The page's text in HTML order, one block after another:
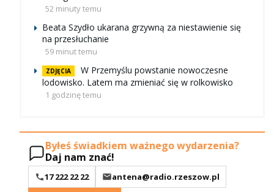
52 minuty temu
Beata Szydło ukarana grzywną za niestawienie się
na przesłuchanie
59 minut temu
ZDJĘCIA
W Przemyślu powstanie nowoczesne
lodowisko. Latem ma zmieniać się w rolkowisko
1 godzinę temu
Byłeś świadkiem ważnego wydarzenia?
Daj nam znać!
17 222 22 22
antena@radio.rzeszow.pl